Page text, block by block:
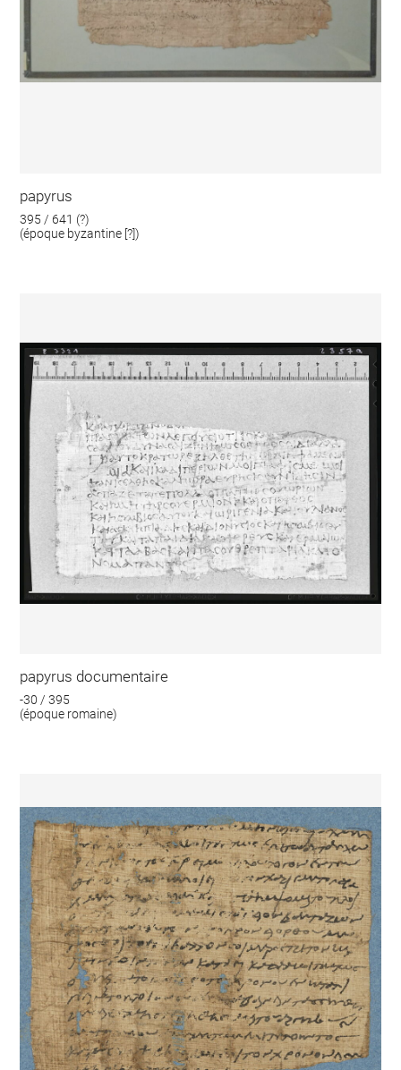
papyrus
395 / 641 (?)
(époque byzantine [?])
papyrus documentaire
-30 / 395
(époque romaine)